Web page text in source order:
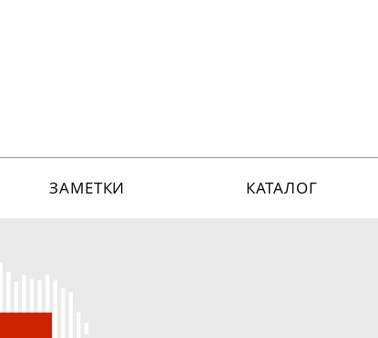
ЗАМЕТКИ КАТАЛОГ